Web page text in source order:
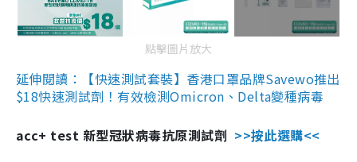
點擊圖片放大
延伸閱讀：【快速測試套裝】香港口罩品牌Savewo推出
$18快速測試劑！有效檢測Omicron、Delta變種病毒
acc+ test 新型冠狀病毒抗原測試劑 >>按此選購<<